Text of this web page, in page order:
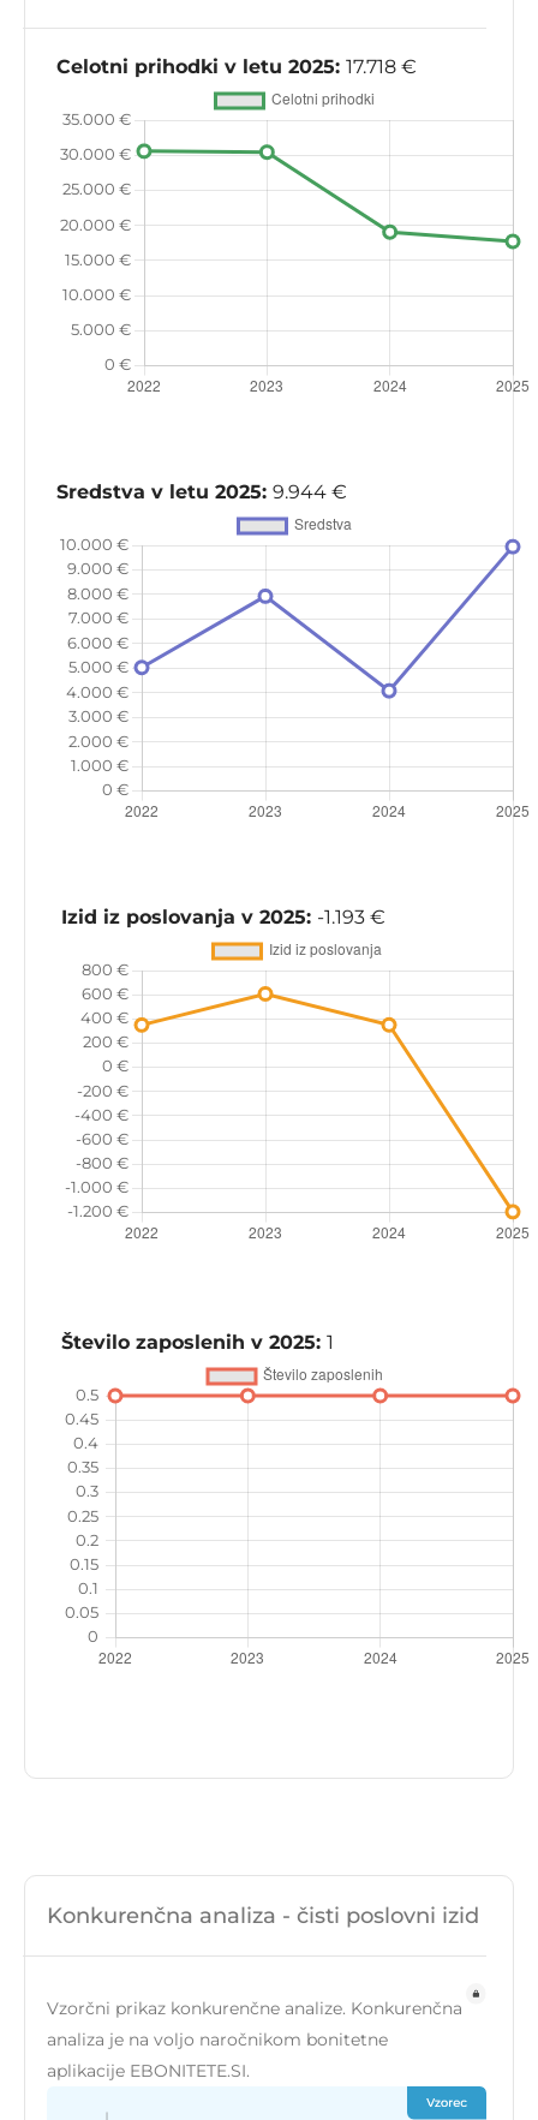
Celotni prihodki v letu 2025: 17.718 €
Sredstva v letu 2025: 9.944 €
Izid iz poslovanja v 2025: -1.193 €
Število zaposlenih v 2025: 1
Konkurenčna analiza - čisti poslovni izid
Vzorčni prikaz konkurenčne analize. Konkurenčna
analiza je na voljo naročnikom bonitetne
aplikacije EBONITETE.SI.